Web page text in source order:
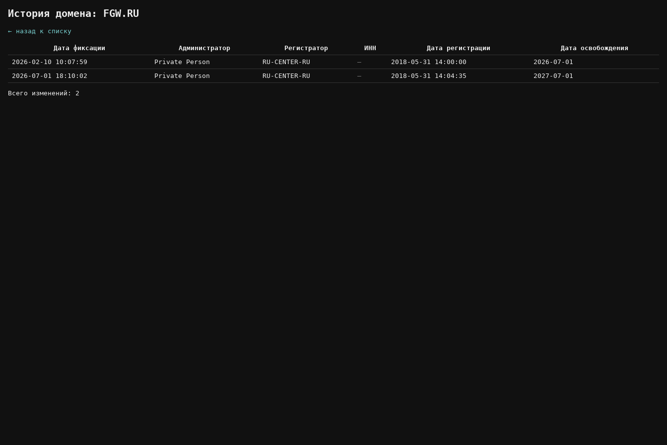
История домена: FGW.RU
← назад к списку
Дата фиксации Администратор Регистратор ИНН Дата регистрации
Дата освобождения
2026-02-10 10:07:59
Private Person RU-CENTER-RU — 2018-05-31 14:00:00
2026-07-01
2026-07-01 18:10:02
Private Person RU-CENTER-RU — 2018-05-31 14:04:35 2027-07-01
Всего изменений: 2